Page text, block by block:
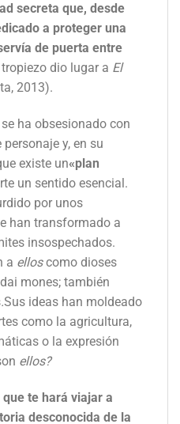
secreta que, desde
a proteger una
de puerta entre
dio lugar a El
2013).
ha obsesionado con
y, en su
existe un«plan
un sentido esencial.
por unos
han transformado a
insospechados.
a elloscomo dioses
mones; también
.Sus ideas han moldeado
como la agricultura,
o la expresión
ellos?
te hará viajar a
desconocida de la